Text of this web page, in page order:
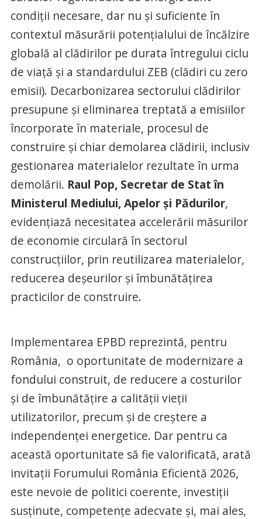
condiții necesare, dar nu și suficiente în
contextul măsurării potențialului de încălzire
globală al clădirilor pe durata întregului ciclu
de viață și a standardului ZEB (clădiri cu zero
emisii). Decarbonizarea sectorului clădirilor
presupune și eliminarea treptată a emisiilor
încorporate în materiale, procesul de
construire și chiar demolarea clădirii, inclusiv
gestionarea materialelor rezultate în urma
demolării. Raul Pop, Secretar de Stat în
Ministerul Mediului, Apelor și Pădurilor,
evidențiază necesitatea accelerării măsurilor
de economie circulară în sectorul
construcțiilor, prin reutilizarea materialelor,
reducerea deșeurilor și îmbunătățirea
practicilor de construire.
Implementarea EPBD reprezintă, pentru
România, o oportunitate de modernizare a
fondului construit, de reducere a costurilor
și de îmbunătățire a calității vieții
utilizatorilor, precum și de creștere a
independenței energetice. Dar pentru ca
această oportunitate să fie valorificată, arată
invitații Forumului România Eficientă 2026,
este nevoie de politici coerente, investiții
susținute, competențe adecvate și, mai ales,